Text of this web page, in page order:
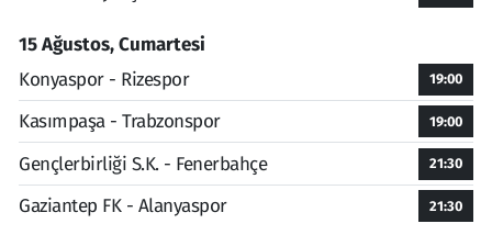
15 Ağustos, Cumartesi
Konyaspor - Rizespor
19:00
Kasımpaşa - Trabzonspor 19:00
Gençlerbirliği S.K. - Fenerbahçe 21:30
Gaziantep FK - Alanyaspor 21:30